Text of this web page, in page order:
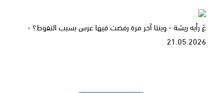
عَ رأيه ريشة - وينتا آخر مرة رفضت فيها عرس بسبب النقوط؟ -
21.05.2026